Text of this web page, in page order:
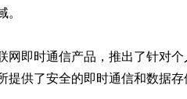
即时通信产品，推出了针对
提供了安全的即时通信和数据